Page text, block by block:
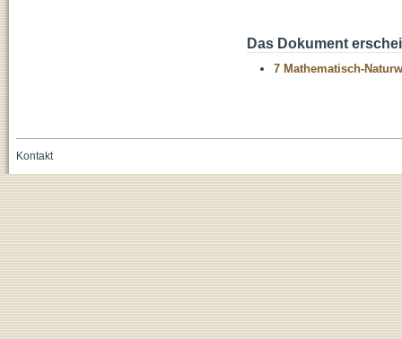
Das Dokument
7 Mathematisch-
Kontakt